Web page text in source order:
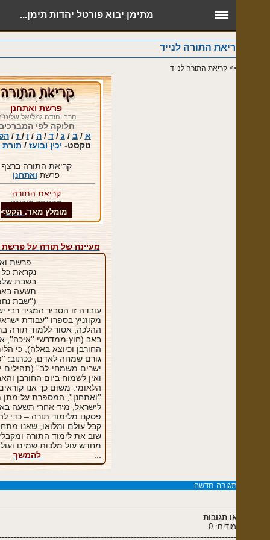
מתימן יבוא פורטל יהדות תימן...
התורה לנייד
קריאת התורה לנייד
.
פרשת ואתחנן
הרב יהודה גמליאל שליט"א
חלוקה לפי המברכים
/ד/ה/ו / ז/ הפטרה
יכין ובועז /תורת אמת
קריאת התורה ברצף
ואתחנן
קריאת התורה
מהאתר מורינט
אד.הקש>
מעיינה של תורה על פרשת ואתחנן
פרשת ואתחנן
נקראת כל שנה
בשבת שלאחר
תשעה באב
(''שבת נחמו'').
עובדה זו הסביר המגיד רבי ישראל
מקוזניץ בספרו ''עבודת ישראל'': לפי
ההלכה, אסור ללמוד תורה בתשעה
באב (חוץ ממדרשי ''איכה'', אגדות
החורבן וכיוצא באלה); כי הלימוד
גורם שמחה לאדם, ככתוב: ''פקודי ה
ישרים משמחי-לב'' (תהילים י''ט, ט).
ואין לשמוח ביום החורבן והאבל
הלאומי. משום כך אנו קוראים פרשת
''ואתחנן'', המספרת על מתן תורה
לישראל, מיד אחרי תשעה באב – שבו
פסקנו מלימוד תורה – כדי להדגיש
קבל עולם ומלואו, שאנו מתחילים
שוב את לימוד התורה ומקבלים עלינו
מחדש עול מלכות שמים ועול מצוות.
חדשה